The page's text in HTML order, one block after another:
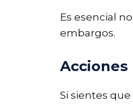
Es esencial
embargos.
Si sientes